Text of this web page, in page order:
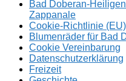
Bad Doberan-
Zappanale
Cookie-Richtlinie (EU)
Blumenräder für Bad
Cookie Vereinbarung
Datenschutzerklärung
Freizeit